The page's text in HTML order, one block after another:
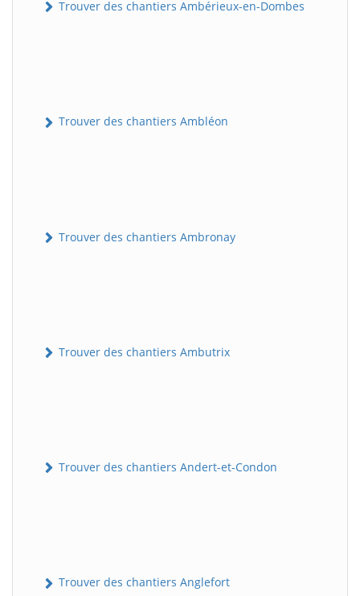
Trouver des chantiers Ambérieux-en-Dombes
Trouver des chantiers Ambléon
Trouver des chantiers Ambronay
Trouver des chantiers Ambutrix
Trouver des chantiers Andert-et-Condon
Trouver des chantiers Anglefort